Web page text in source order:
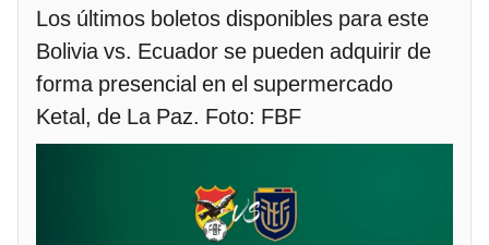
Los últimos boletos disponibles para este
Bolivia vs. Ecuador se pueden adquirir de
forma presencial en el supermercado
Ketal, de La Paz. Foto: FBF